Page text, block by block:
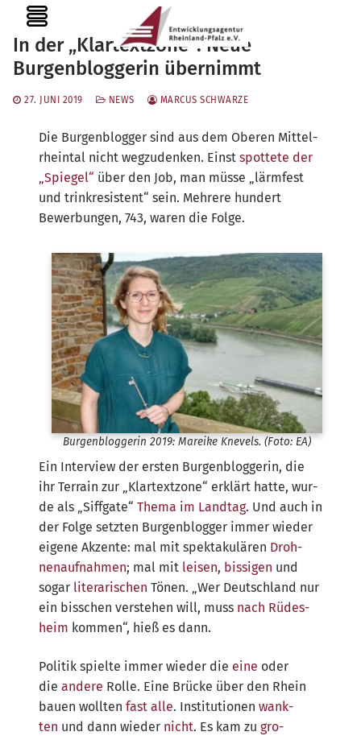
Inhalt
springen
In der „Klartextzone“: Neue
Burgenbloggerin übernimmt
27. JUNI 2019 NEWS MARCUS SCHWARZE
Die Bur­gen­blog­ger sind aus dem Obe­ren Mit­tel­
rhein­tal nicht weg­zu­den­ken. Einst spot­te­te der
„Spie­gel“ über den Job, man müs­se „lärm­fest
und trin­k­re­sis­tent“ sein. Meh­re­re hun­dert
Bewer­bun­gen, 743, waren die Folge.
Bur­gen­blog­ge­rin 2019: Marei­ke Knevels. (Foto: EA)
Ein Inter­view der ers­ten Bur­gen­blog­ge­rin, die
ihr Ter­rain zur „Klar­text­zo­ne“ erklärt hat­te, wur­
de als „Siff­ga­te“ The­ma im Land­tag. Und auch in
der Fol­ge setz­ten Bur­gen­blog­ger immer wie­der
eige­ne Akzen­te: mal mit spek­ta­ku­lä­ren Droh­
nen­auf­nah­men; mal mit lei­sen, bis­si­gen und
sogar lite­ra­ri­schen Tönen. „Wer Deutsch­land nur
ein biss­chen ver­ste­hen will, muss nach Rüdes­
heim kom­men“, hieß es dann.
Poli­tik spiel­te immer wie­der die eine oder
die ande­re Rol­le. Eine Brü­cke über den Rhein
bau­en woll­ten fast alle. Insti­tu­tio­nen wank­
ten und dann wie­der nicht. Es kam zu gro­